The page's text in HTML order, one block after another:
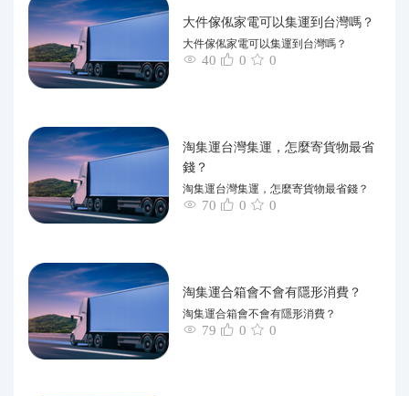
大件傢俬家電可以集運到台灣嗎？
大件傢俬家電可以集運到台灣嗎？
40 0 0
淘集運台灣集運，怎麼寄貨物最省
錢？
淘集運台灣集運，怎麼寄貨物最省錢？
70 0 0
淘集運合箱會不會有隱形消費？
淘集運合箱會不會有隱形消費？
79 0 0